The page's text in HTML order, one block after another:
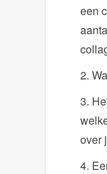
een
over